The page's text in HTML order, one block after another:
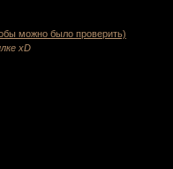
можно было проверить)
хD